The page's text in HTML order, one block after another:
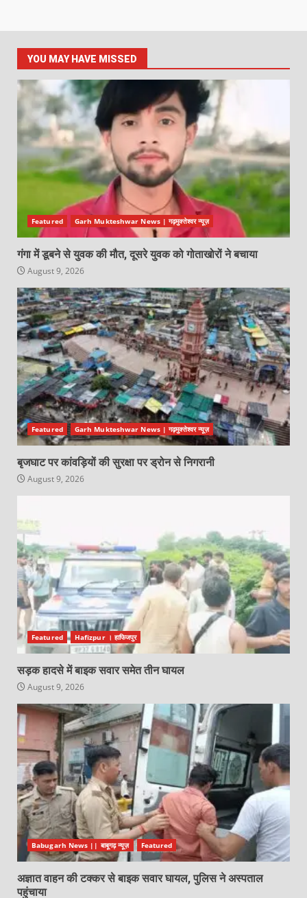
YOU MAY HAVE MISSED
Featured Garh Mukteshwar News | गढ़मुक्तेश्वर न्यूज़
गंगा में डूबने से युवक की मौत, दूसरे युवक को गोताखोरों ने बचाया
August 9, 2026
Featured Garh Mukteshwar News | गढ़मुक्तेश्वर न्यूज़
बृजघाट पर कांवड़ियों की सुरक्षा पर ड्रोन से निगरानी
August 9, 2026
Featured Hafizpur । हाफिजपुर
सड़क हादसे में बाइक सवार समेत तीन घायल
August 9, 2026
Babugarh News || बाबूगढ़ न्यूज़ Featured
अज्ञात वाहन की टक्कर से बाइक सवार घायल, पुलिस ने अस्पताल
पहुंचाया